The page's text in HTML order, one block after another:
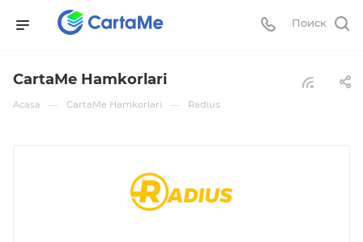
Поиск
CartaMe Hamkorlari
Acasa — CartaMe Hamkorlari — Radius